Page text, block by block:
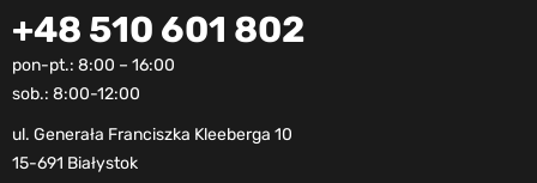
+48 510 601 802
pon-pt.: 8:00 – 16:00
sob.: 8:00-12:00
ul. Generała Franciszka Kleeberga 10
15-691 Białystok